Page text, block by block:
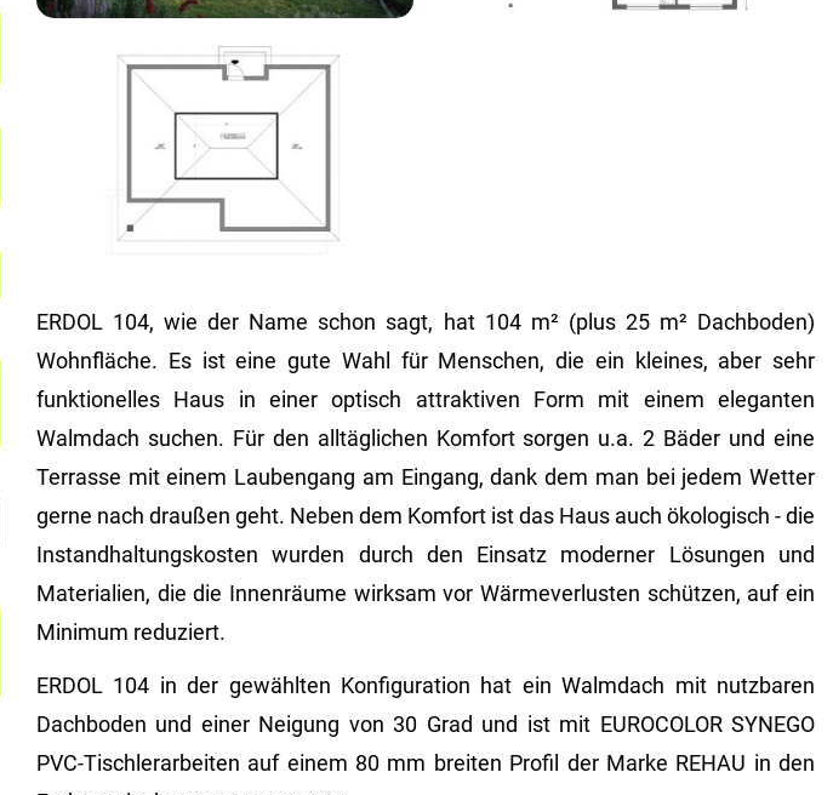
ERDOL 104, wie der Name schon sagt, hat 104 m² (plus 25 m² Dachboden)
Wohnfläche. Es ist eine gute Wahl für Menschen, die ein kleines, aber sehr
funktionelles Haus in einer optisch attraktiven Form mit einem eleganten
Walmdach suchen. Für den alltäglichen Komfort sorgen u.a. 2 Bäder und eine
Terrasse mit einem Laubengang am Eingang, dank dem man bei jedem Wetter
gerne nach draußen geht. Neben dem Komfort ist das Haus auch ökologisch - die
Instandhaltungskosten wurden durch den Einsatz moderner Lösungen und
Materialien, die die Innenräume wirksam vor Wärmeverlusten schützen, auf ein
Minimum reduziert.
ERDOL 104 in der gewählten Konfiguration hat ein Walmdach mit nutzbaren
Dachboden und einer Neigung von 30 Grad und ist mit EUROCOLOR SYNEGO
PVC-Tischlerarbeiten auf einem 80 mm breiten Profil der Marke REHAU in den